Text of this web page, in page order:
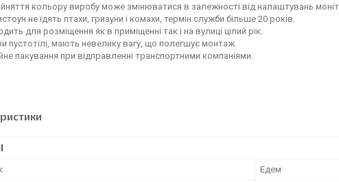
кольору виробу може змінюватися в залежності від налаштувань
не їдять птахи, гризуни і комахи, термін служби більше 20 років.
для розміщення як в приміщенні так і на вулиці цілий рік.
пустотілі, мають невелику вагу, що полегшує монтаж.
пакування при відправленні транспортними компаніями.
Едем